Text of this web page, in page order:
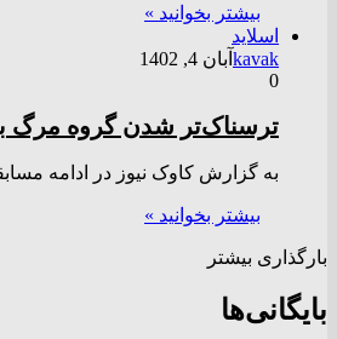
بیشتر بخوانید »
اسلاید
kavak آبان 4, 1402
0
ترسناک‌تر شدن گروه مرگ
به گزارش کاوک نیوز در ادامه
بیشتر بخوانید »
بارگذاری بیشتر
بایگانی‌ها